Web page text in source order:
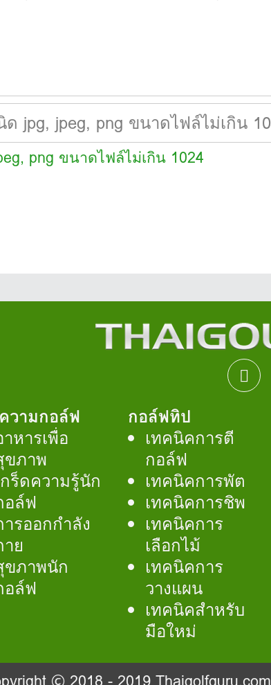
png ขนาดไฟล์ไม่เกิน 1024
วามกอล์ฟ
หารเพื่อ
ขภาพ
กร็ดความรู้นัก
อล์ฟ
รออกกำลัง
ย
ขภาพนัก
อล์ฟ
กอล์ฟทิป
เทคนิคการตี
กอล์ฟ
เทคนิคการพัต
เทคนิคการชิพ
เทคนิคการ
เลือกไม้
เทคนิคการ
วางแผน
เทคนิคสำหรับ
มือใหม่